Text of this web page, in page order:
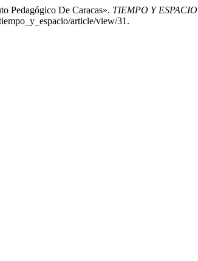
Pedagógico De Caracas». TIEMPO Y ESPACIO
article/view/31.